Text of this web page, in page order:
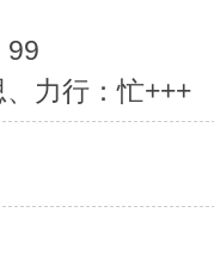
99
力行：忙+++